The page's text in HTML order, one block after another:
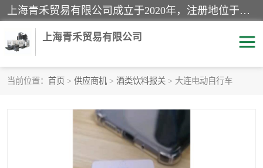
上海青禾贸易有限公司成立于2020年，注册地位于上海市宝山区。经营范围包括：机械设备、五金制品、劳防用品、电子产品、塑胶制品、家具、模具、纺织品、仪器仪表、建筑材料、装饰材料、化工产品、金属制品、机车配件等货物进出口报关、清关服务。
上海青禾贸易有限公司
当前位置： 首页 > 供应商机 > 酒类饮料报关 > 大连电动自行车
服装进口清关
进口杂货清关